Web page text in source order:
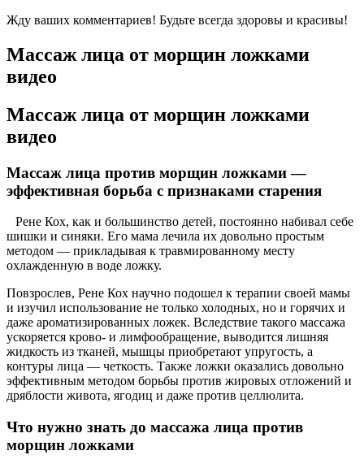
Жду ваших комментариев! Будьте всегда здоровы и красивы!
Массаж лица от морщин ложками
видео
Массаж лица от морщин ложками
видео
Массаж лица против морщин ложками —
эффективная борьба с признаками старения
Рене Кох, как и большинство детей, постоянно набивал себе
шишки и синяки. Его мама лечила их довольно простым
методом — прикладывая к травмированному месту
охлажденную в воде ложку.
Повзрослев, Рене Кох научно подошел к терапии своей мамы
и изучил использование не только холодных, но и горячих и
даже ароматизированных ложек. Вследствие такого массажа
ускоряется крово- и лимфообращение, выводится лишняя
жидкость из тканей, мышцы приобретают упругость, а
контуры лица — четкость. Также ложки оказались довольно
эффективным методом борьбы против жировых отложений и
дряблости живота, ягодиц и даже против целлюлита.
Что нужно знать до массажа лица против
морщин ложками